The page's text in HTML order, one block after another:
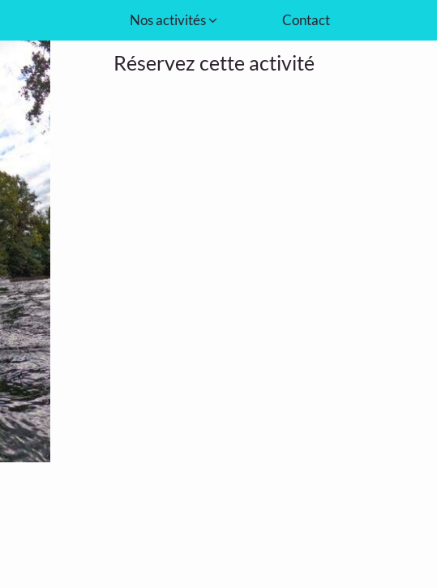
Nos activités Contact
Réservez cette activité